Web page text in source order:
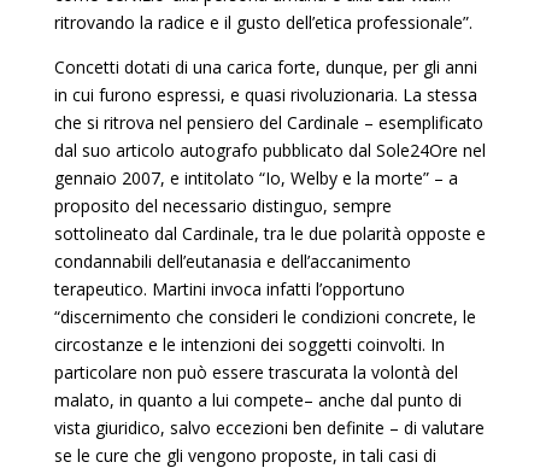
ritrovando la radice e il gusto dell’etica professionale”.
Concetti dotati di una carica forte, dunque, per gli anni
in cui furono espressi, e quasi rivoluzionaria. La stessa
che si ritrova nel pensiero del Cardinale – esemplificato
dal suo articolo autografo pubblicato dal Sole24Ore nel
gennaio 2007, e intitolato “Io, Welby e la morte” – a
proposito del necessario distinguo, sempre
sottolineato dal Cardinale, tra le due polarità opposte e
condannabili dell’eutanasia e dell’accanimento
terapeutico. Martini invoca infatti l’opportuno
“discernimento che consideri le condizioni concrete, le
circostanze e le intenzioni dei soggetti coinvolti. In
particolare non può essere trascurata la volontà del
malato, in quanto a lui compete– anche dal punto di
vista giuridico, salvo eccezioni ben definite – di valutare
se le cure che gli vengono proposte, in tali casi di